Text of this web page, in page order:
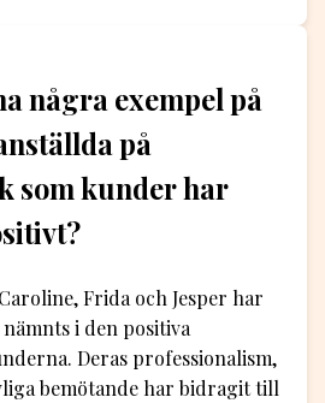
några exempel på
på
som kunder har
Frida och Jesper har
i den positiva
Deras professionalism,
bemötande har bidragit till